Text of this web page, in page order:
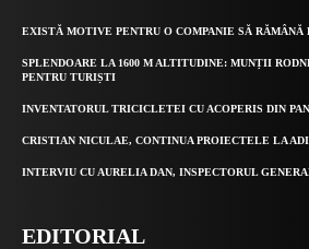
EXISTĂ MOTIVE PENTRU O COMPANIE SĂ RĂMÂNĂ
SPLENDOARE LA 1600 M ALTITUDINE: MUNȚII
PENTRU TURIȘTI
INVENTATORUL TRICICLETEI CU ACOPERIS DIN
CRISTIAN NICULAE, CONTINUA PROIECTELE LA
INTERVIU CU AURELIA DAN, INSPECTORUL
EDITORIAL